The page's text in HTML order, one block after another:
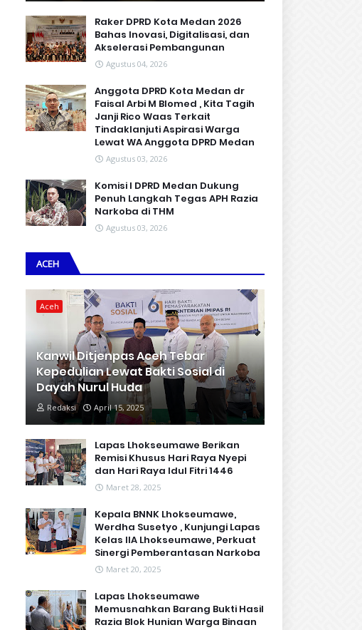
Raker DPRD Kota Medan 2026
Bahas Inovasi, Digitalisasi, dan
Akselerasi Pembangunan
Agustus 04, 2026
Anggota DPRD Kota Medan dr
Faisal Arbi M Blomed , Kita Tagih
Janji Rico Waas Terkait
Tindaklanjuti Aspirasi Warga
Lewat WA Anggota DPRD Medan
Agustus 03, 2026
Komisi I DPRD Medan Dukung
Penuh Langkah Tegas APH Razia
Narkoba di THM
Agustus 03, 2026
ACEH
Aceh
Kanwil Ditjenpas Aceh Tebar
Kepedulian Lewat Bakti Sosial di
Dayah Nurul Huda
Redaksi April 15, 2025
Lapas Lhokseumawe Berikan
Remisi Khusus Hari Raya Nyepi
dan Hari Raya Idul Fitri 1446
Maret 28, 2025
Kepala BNNK Lhokseumawe,
Werdha Susetyo , Kunjungi Lapas
Kelas IIA Lhokseumawe, Perkuat
Sinergi Pemberantasan Narkoba
Maret 20, 2025
Lapas Lhokseumawe
Memusnahkan Barang Bukti Hasil
Razia Blok Hunian Warga Binaan